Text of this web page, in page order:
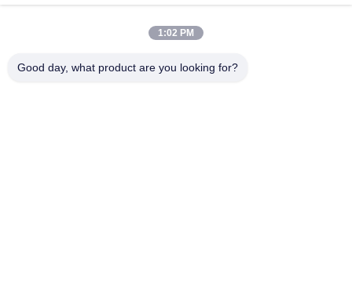
ঠিকানা
1:02 PM
Good day, what product are you looking for?